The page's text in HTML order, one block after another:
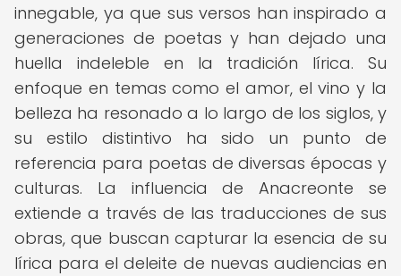
innegable, ya que sus versos han inspirado a
generaciones de poetas y han dejado una
huella indeleble en la tradición lírica. Su
enfoque en temas como el amor, el vino y la
belleza ha resonado a lo largo de los siglos, y
su estilo distintivo ha sido un punto de
referencia para poetas de diversas épocas y
culturas. La influencia de Anacreonte se
extiende a través de las traducciones de sus
obras, que buscan capturar la esencia de su
lírica para el deleite de nuevas audiencias en